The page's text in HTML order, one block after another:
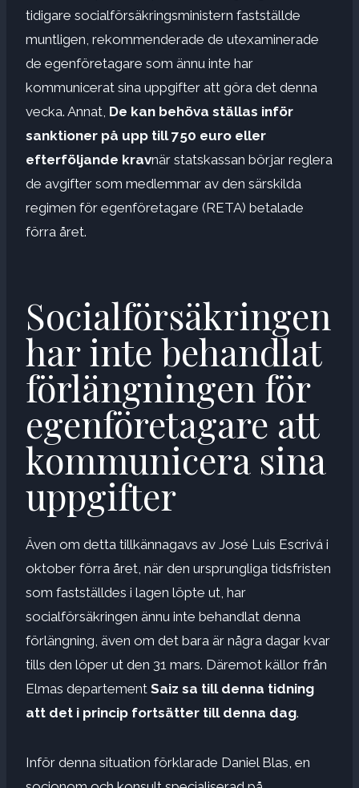
tidigare socialförsäkringsministern fastställde
muntligen, rekommenderade de utexaminerade
de egenföretagare som ännu inte har
kommunicerat sina uppgifter att göra det denna
vecka. Annat, De kan behöva ställas inför
sanktioner på upp till 750 euro eller
efterföljande kravnär statskassan börjar reglera
de avgifter som medlemmar av den särskilda
regimen för egenföretagare (RETA) betalade
förra året.
Socialförsäkringen
har inte behandlat
förlängningen för
egenföretagare att
kommunicera sina
uppgifter
Även om detta tillkännagavs av José Luis Escrivá i
oktober förra året, när den ursprungliga tidsfristen
som fastställdes i lagen löpte ut, har
socialförsäkringen ännu inte behandlat denna
förlängning, även om det bara är några dagar kvar
tills den löper ut den 31 mars. Däremot källor från
Elmas departement Saiz sa till denna tidning
att det i princip fortsätter till denna dag.
Inför denna situation förklarade Daniel Blas, en